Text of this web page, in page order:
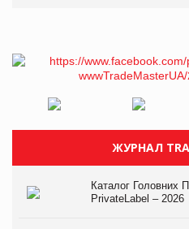
ЖУРНАЛ
Каталог Головних
PrivateLabel – 2026